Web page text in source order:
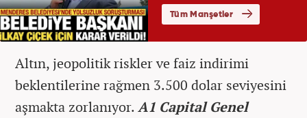
Altın, jeopolitik riskler ve faiz indirimi
beklentilerine rağmen 3.500 dolar seviyesini
aşmakta zorlanıyor.A1 Capital Genel